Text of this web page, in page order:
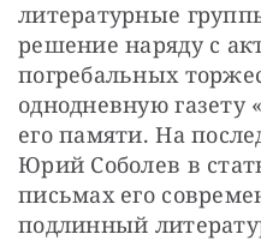
литературные
решение наряду с
погребальных
однодневную
его памяти. На
Юрий Соболев в
письмах его
подлинный